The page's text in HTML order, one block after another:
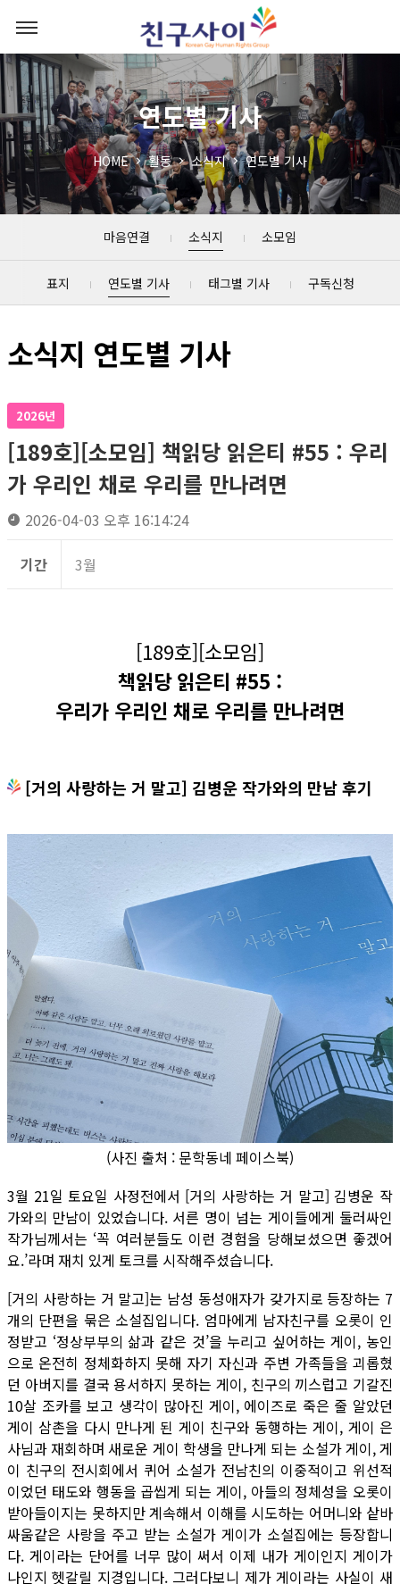
연도별 기사
HOME 활동 소식지 연도별 기사
마음연결 소식지 소모임
표지 연도별 기사 태그별 기사 구독신청
소식지 연도별 기사
2026년
[189호][소모임] 책읽당 읽은티 #55 : 우리
가 우리인 채로 우리를 만나려면
2026-04-03 오후 16:14:24
기간 3월
[189호][소모임]
책읽당 읽은티 #55 :
우리가 우리인 채로 우리를 만나려면
[거의 사랑하는 거 말고] 김병운 작가와의 만남 후기
(사진 출처 : 문학동네 페이스북)
3월 21일 토요일 사정전에서 [거의 사랑하는 거 말고] 김병운 작
가와의 만남이 있었습니다. 서른 명이 넘는 게이들에게 둘러싸인
작가님께서는 ‘꼭 여러분들도 이런 경험을 당해보셨으면 좋겠어
요.’라며 재치 있게 토크를 시작해주셨습니다.
[거의 사랑하는 거 말고]는 남성 동성애자가 갖가지로 등장하는 7
개의 단편을 묶은 소설집입니다. 엄마에게 남자친구를 오롯이 인
정받고 ‘정상부부의 삶과 같은 것’을 누리고 싶어하는 게이, 농인
으로 온전히 정체화하지 못해 자기 자신과 주변 가족들을 괴롭혔
던 아버지를 결국 용서하지 못하는 게이, 친구의 끼스럽고 기갈진
10살 조카를 보고 생각이 많아진 게이, 에이즈로 죽은 줄 알았던
게이 삼촌을 다시 만나게 된 게이 친구와 동행하는 게이, 게이 은
사님과 재회하며 새로운 게이 학생을 만나게 되는 소설가 게이, 게
이 친구의 전시회에서 퀴어 소설가 전남친의 이중적이고 위선적
이었던 태도와 행동을 곱씹게 되는 게이, 아들의 정체성을 오롯이
받아들이지는 못하지만 계속해서 이해를 시도하는 어머니와 샅바
싸움같은 사랑을 주고 받는 소설가 게이가 소설집에는 등장합니
다. 게이라는 단어를 너무 많이 써서 이제 내가 게이인지 게이가
나인지 헷갈릴 지경입니다. 그러다보니 제가 게이라는 사실이 새